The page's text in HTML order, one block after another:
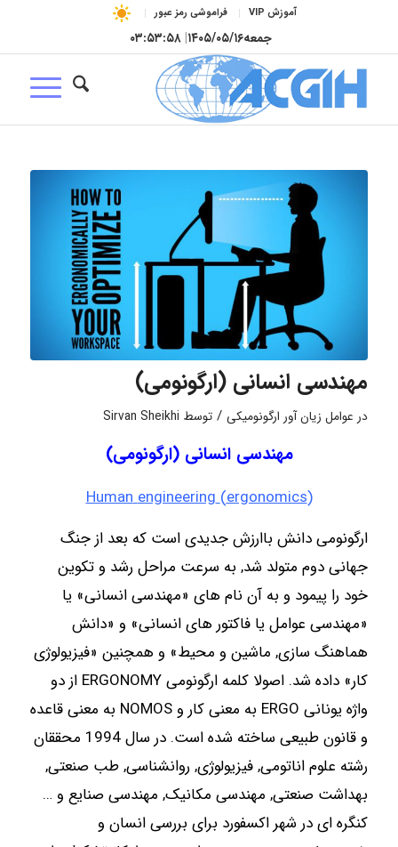
آموزش VIP فراموشی رمز عبور
جمعه۱۴۰۵/۰۵/۱۶| ۰۳:۵۳:۵۸
مهندسی انسانی (ارگونومی)
در عوامل زیان آور ارگونومیکی / توسط Sirvan Sheikhi
مهندسی انسانی (ارگونومی)
(
Humanengineering(ergonomics
ارگونومی دانش باارزش جدیدی است که بعد از جنگ
جهانی دوم متولد شد, به سرعت مراحل رشد و تکوین
خود را پیمود و به آن نام های «مهندسی انسانی» یا
«مهندسی عوامل یا فاکتور های انسانی» و «دانش
هماهنگ سازی, ماشین و محیط» و همچنین «فیزیولوژی
کار» داده شد. اصولا کلمه ارگونومی ERGONOMY از دو
واژه یونانی ERGO به معنی کار و NOMOS به معنی قاعده
و قانون طبیعی ساخته شده است. در سال 1994 محققان
رشته علوم اناتومی, فیزیولوژی, روانشناسی, طب صنعتی,
بهداشت صنعتی, مهندسی مکانیک, مهندسی صنایع و …
کنگره ای در شهر اکسفورد برای بررسی انسان و